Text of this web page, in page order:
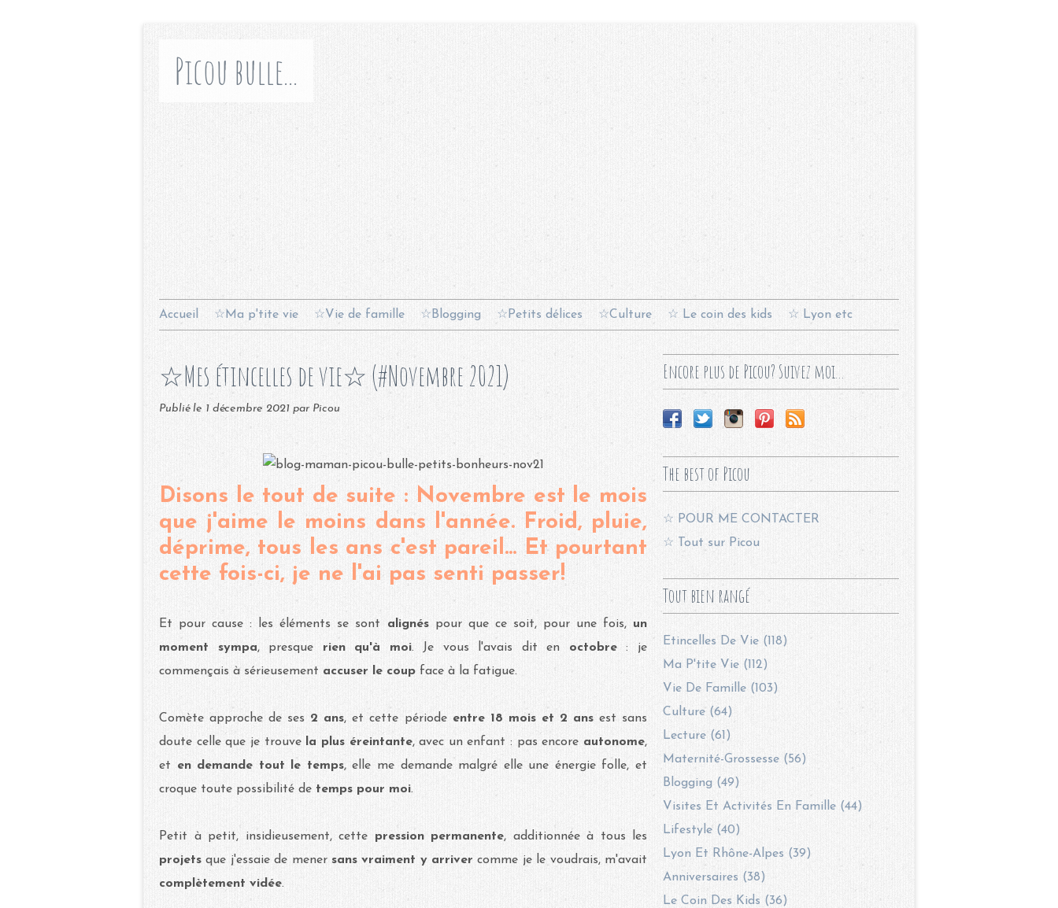
Picou bulle...
Accueil ☆Ma p'tite vie ☆Vie de famille ☆Blogging ☆Petits délices ☆Culture ☆ Le coin des kids ☆ Lyon etc
☆Mes étincelles de vie☆ (#Novembre 2021)
Publié le 1 décembre 2021 par Picou
Disons le tout de suite : Novembre est le mois
que j'aime le moins dans l'année. Froid, pluie,
déprime, tous les ans c'est pareil... Et pourtant
cette fois-ci, je ne l'ai pas senti passer!
Et pour cause : les éléments se sont alignés pour que ce soit, pour une fois, un
moment sympa, presque rien qu'à moi. Je vous l'avais dit en octobre: je
commençais à sérieusement accuser le coup face à la fatigue.
Comète approche de ses 2 ans, et cette périodeentre 18 mois et 2 ansest sans
doute celle que je trouve
la plus éreintante, avec un enfant : pas encore autonome,
et en demande tout le temps, elle me demande malgré elle une énergie folle, et
croque toute possibilité de temps pour moi.
Petit à petit, insidieusement, cette pression permanente, additionnée à tous les
projets que j'essaie de mener sans vraiment y arrivercomme je le voudrais, m'avait
complètement vidée.
Encore plus de Picou? Suivez moi...
The best of Picou
☆ POUR ME CONTACTER
☆ Tout sur Picou
Tout bien rangé
Etincelles De Vie (118)
Ma P'tite Vie (112)
Vie De Famille (103)
Culture (64)
Lecture (61)
Maternité-Grossesse (56)
Blogging (49)
Visites Et Activités En Famille (44)
Lifestyle (40)
Lyon Et Rhône-Alpes (39)
Anniversaires (38)
Le Coin Des Kids (36)